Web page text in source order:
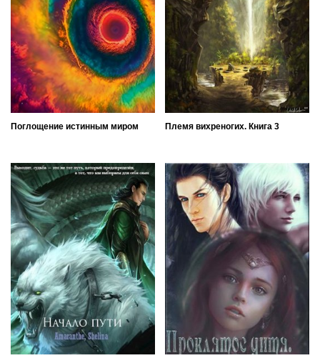
Поглощение истинным миром Племя вихреногих. Книга 3